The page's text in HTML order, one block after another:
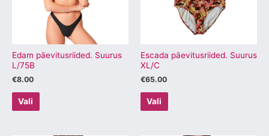
Edam päevitusriided. Suurus
L/75B
€8.00
Vali
Valikuid
saab
teha
tootelehel.
Escada päevitusriided. Suurus
XL/C
€65.00
Vali
Valikuid
saab
tootelehel.